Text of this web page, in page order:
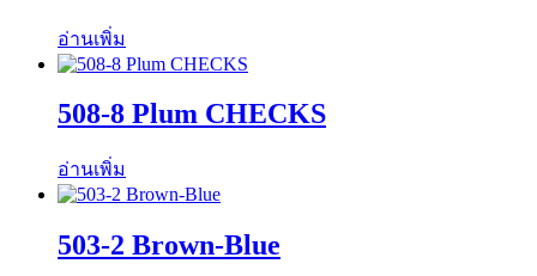
อ่านเพิ่ม
508-8 Plum CHECKS
อ่านเพิ่ม
503-2 Brown-Blue